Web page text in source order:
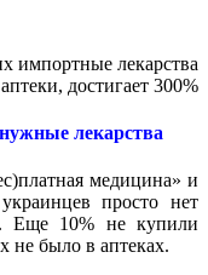
импортные лекарства
достигает 300%
лекарства
медицина» и
просто нет
Еще 10% не купили
не было в аптеках.